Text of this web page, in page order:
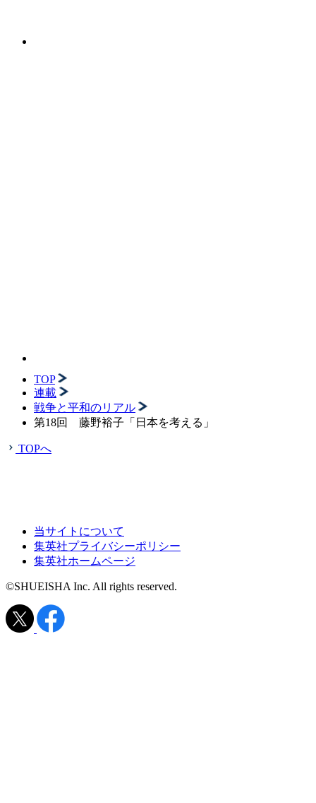
TOP
連載
戦争と平和のリアル
第18回 藤野裕子「日本を考える」
TOPへ
当サイトについて
集英社プライバシーポリシー
集英社ホームページ
©SHUEISHA Inc. All rights reserved.